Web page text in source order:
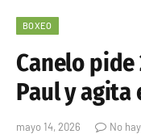
BOXEO
Canelo
Paul y agita
mayo 14, 2026 No